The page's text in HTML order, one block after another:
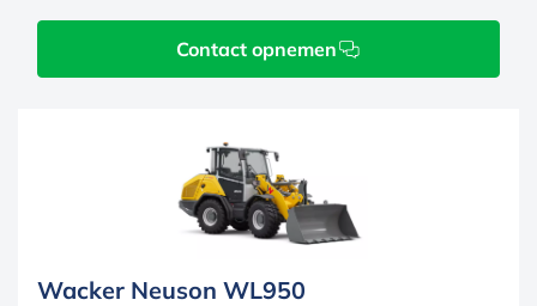
Contact opnemen
Wacker Neuson WL950